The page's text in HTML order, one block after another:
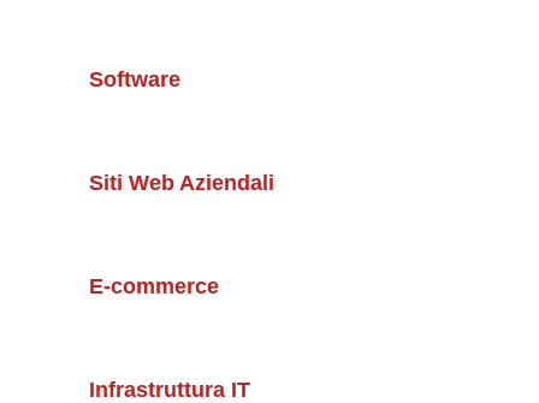
Software
Siti Web Aziendali
E-commerce
Infrastruttura IT